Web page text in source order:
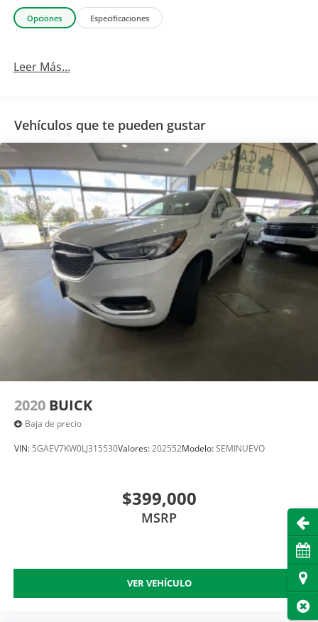
Opciones Especificaciones
Leer Más...
Vehículos que te pueden gustar
2020 BUICK
Baja de precio
VIN: 5GAEV7KW0LJ315530Valores:202552Modelo:SEMINUEVO
$399,000
MSRP
VER VEHÍCULO